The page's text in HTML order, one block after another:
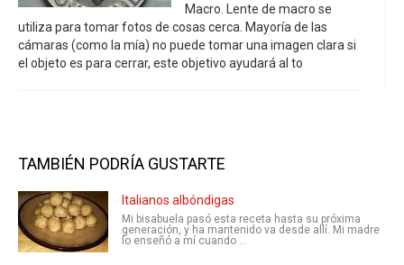
Macro. Lente de macro se
utiliza para tomar fotos de cosas cerca. Mayoría de las
cámaras (como la mía) no puede tomar una imagen clara si
el objeto es para cerrar, este objetivo ayudará al to
TAMBIÉN PODRÍA GUSTARTE
Italianos albóndigas
Mi bisabuela pasó esta receta hasta su próxima
generación, y ha mantenido va desde allí. Mi madre
lo enseñó a mí cuando ...